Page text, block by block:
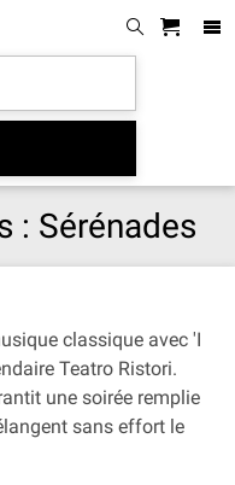
: Sérénades
classique avec 'I
Teatro Ristori.
une soirée remplie
sans effort le